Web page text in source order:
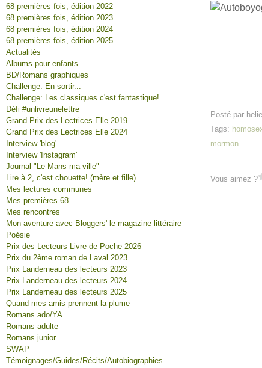
68 premières fois, édition 2022
68 premières fois, édition 2023
68 premières fois, édition 2024
68 premières fois, édition 2025
Actualités
Albums pour enfants
BD/Romans graphiques
Challenge: En sortir...
Challenge: Les classiques c'est fantastique!
Défi #unlivreunelettre
Grand Prix des Lectrices Elle 2019
Grand Prix des Lectrices Elle 2024
Interview 'blog'
Interview 'Instagram'
Journal "Le Mans ma ville"
Lire à 2, c'est chouette! (mère et fille)
Mes lectures communes
Mes premières 68
Mes rencontres
Mon aventure avec Bloggers' le magazine littéraire
Poésie
Prix des Lecteurs Livre de Poche 2026
Prix du 2ème roman de Laval 2023
Prix Landerneau des lecteurs 2023
Prix Landerneau des lecteurs 2024
Prix Landerneau des lecteurs 2025
Quand mes amis prennent la plume
Romans ado/YA
Romans adulte
Romans junior
SWAP
Témoignages/Guides/Récits/Autobiographies...
Posté par
Tags:
mormon
Vous aimez ?